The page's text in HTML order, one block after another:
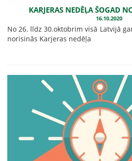
KARJERAS NEDĒĻA ŠOGAD
16.10.2020
No 26. līdz 30.oktobrim visā Latvijā
norisinās Karjeras nedēļa